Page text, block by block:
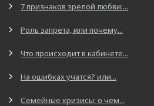
7 признаков зрелой любви:...
Роль запрета, или почему...
Что происходит в кабинете...
На ошибках учатся? или...
Семейные кризисы: о чем...